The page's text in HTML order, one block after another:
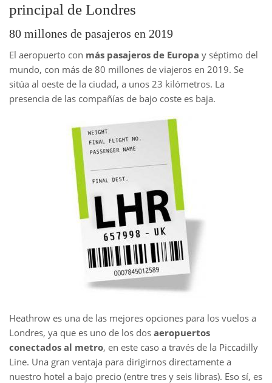
principal de Londres
80 millones de pasajeros en 2019
El aeropuerto con más pasajeros de Europa y séptimo del
mundo, con más de 80 millones de viajeros en 2019. Se
sitúa al oeste de la ciudad, a unos 23 kilómetros. La
presencia de las compañías de bajo coste es baja.
Heathrow es una de las mejores opciones para los vuelos a
Londres, ya que es uno de los dos aeropuertos
conectados al metro, en este caso a través de la Piccadilly
Line. Una gran ventaja para dirigirnos directamente a
nuestro hotel a bajo precio (entre tres y seis libras). Eso sí, es